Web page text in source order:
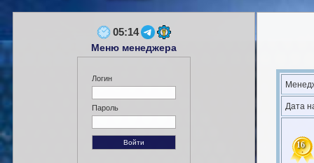
Дата
16
05:14
Меню менеджера
Логин
Пароль